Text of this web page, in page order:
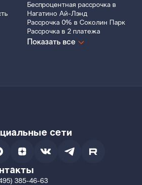
Беспроцентная рассрочка в
Нагатино Ай-Лэнд
Рассрочка 0% в Соколин Парк
Рассрочка в 2 платежа
Показать все
сети
385-46-63